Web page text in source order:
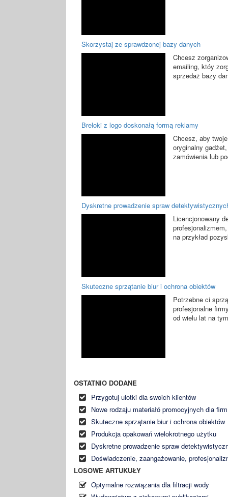
Skorzystaj ze sprawdzonej bazy danych
Chcesz
emailing, któy
sprzedaż bazy
Breloki z logo doskonałą formą reklamy
Chcesz, aby
oryginalny
zamówienia lub
Dyskretne prowadzenie spraw
Licencjonowany
na przykład
Skuteczne sprzątanie biur i ochrona obiektów
Potrzebne ci
profesjonalne
od wielu lat na
OSTATNIO DODANE
Przygotuj ulotki dla swoich klientów
Nowe rodzaju materiałó promocyjnych dla firm
Skuteczne sprzątanie biur i ochrona obiektów
Produkcja opakowań wielokrotnego użytku
Dyskretne prowadzenie spraw
Doświadczenie, zaangażowanie,
LOSOWE ARTUKUŁY
Optymalne rozwiązania dla filtracji wody